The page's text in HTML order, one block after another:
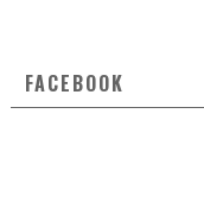
FACEBOOK